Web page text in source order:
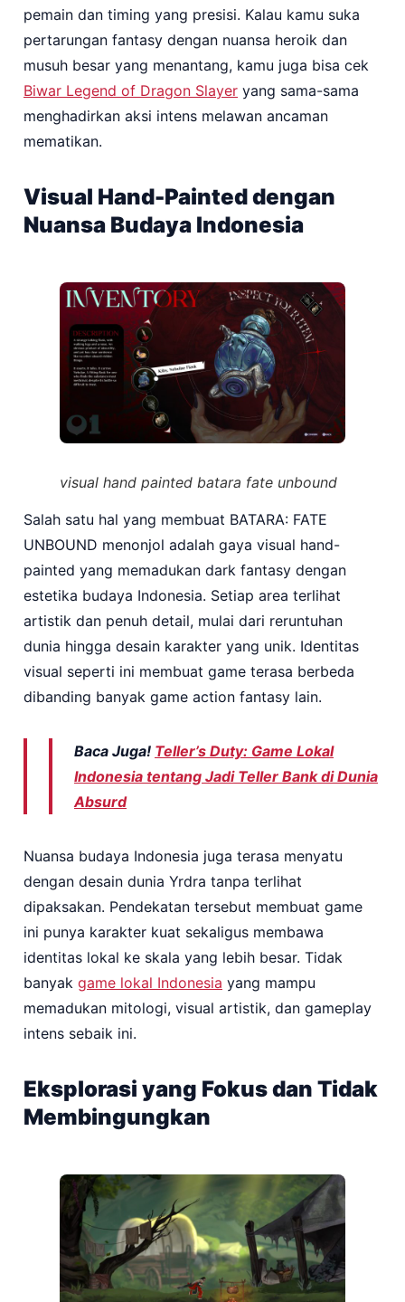
pemain dan timing yang presisi. Kalau kamu suka
pertarungan fantasy dengan nuansa heroik dan
musuh besar yang menantang, kamu juga bisa cek
Biwar Legend of Dragon Slayer yang sama-sama
menghadirkan aksi intens melawan ancaman
mematikan.
Visual Hand-Painted dengan
Nuansa Budaya Indonesia
visual hand painted batara fate unbound
Salah satu hal yang membuat BATARA: FATE
UNBOUND menonjol adalah gaya visual hand-
painted yang memadukan dark fantasy dengan
estetika budaya Indonesia. Setiap area terlihat
artistik dan penuh detail, mulai dari reruntuhan
dunia hingga desain karakter yang unik. Identitas
visual seperti ini membuat game terasa berbeda
dibanding banyak game action fantasy lain.
Baca Juga! Teller’s Duty: Game Lokal
Indonesia tentang Jadi Teller Bank di Dunia
Absurd
Nuansa budaya Indonesia juga terasa menyatu
dengan desain dunia Yrdra tanpa terlihat
dipaksakan. Pendekatan tersebut membuat game
ini punya karakter kuat sekaligus membawa
identitas lokal ke skala yang lebih besar. Tidak
banyak game lokal Indonesia yang mampu
memadukan mitologi, visual artistik, dan gameplay
intens sebaik ini.
Eksplorasi yang Fokus dan Tidak
Membingungkan